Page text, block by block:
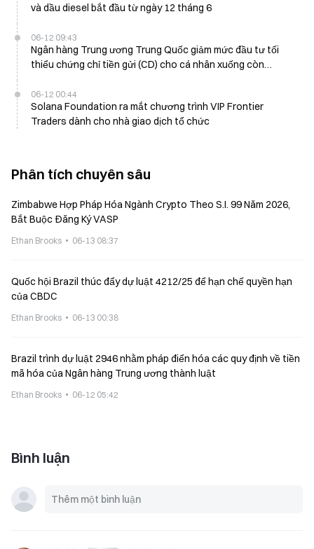
và dầu diesel bắt đầu từ ngày 12 tháng 6
06-12 09:43
Ngân hàng Trung ương Trung Quốc giảm mức đầu tư tối
thiểu chứng chỉ tiền gửi (CD) cho cá nhân xuống còn
06-12 00:44
Solana Foundation ra mắt chương trình VIP Frontier
Traders dành cho nhà giao dịch tổ chức
Phân tích chuyên sâu
Zimbabwe Hợp Pháp Hóa Ngành Crypto Theo S.I. 99 Năm 2026,
Bắt Buộc Đăng Ký VASP
Ethan Brooks 06-13 08:37
Quốc hội Brazil thúc đẩy dự luật 4212/25 để hạn chế quyền hạn
của CBDC
Ethan Brooks 06-13 00:38
Brazil trình dự luật 2946 nhằm pháp điển hóa các quy định về tiền
mã hóa của Ngân hàng Trung ương thành luật
Ethan Brooks 06-12 05:42
Bình luận